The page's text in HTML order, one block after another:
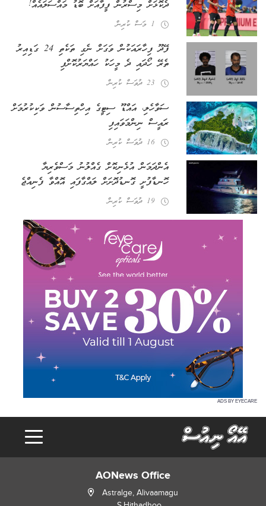
ދެކޮޅަށް މިސްރުން ފީފާއަށް ބޮޑު މައްސަލައެއް!
1 މަސް ކުރިން
ފޭދޫ ފިހާރައަކުން ވަގަށް ނެގި ތަކެތި 24 ގަޑިއިރު
ތެރޭ ހޯދައި ދެ މީހަކު ހައްޔަރުކޮށްފި
23 ދުވަސް ކުރިން
ސަވާހެލި، އައްޑޫ ސިޓީގެ އިހްތިސާސުން ވަކިކުރުމަށް
ރައީސް ނިންމަވައިފި
16 ދުވަސް ކުރިން
އެންދަމަން އުޅެނިކޮށް ގެއްލުނު މަސްވެރިޔާ
ހޮނޑާފުށީ ގޮނޑުދޮށަށް ލައްގާފައި އޮއްވާ ފެނިއްޖެ
19 ދުވަސް ކުރިން
ADS BY EYECARE
AONews Office
Astralge, Alivaamagu